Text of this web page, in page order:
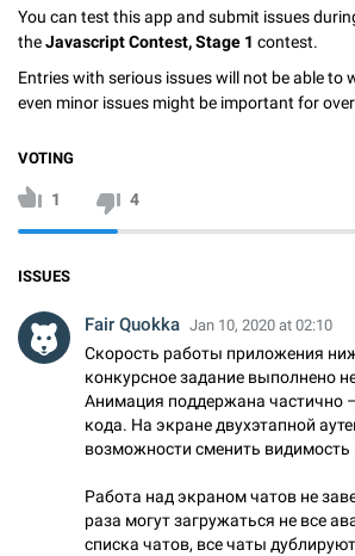
You can test this app and submit issues
theJavascript Contest, Stage 1 contest.
Entries with serious issues will not be able to
even minor issues might be important for
VOTING
1 4
ISSUES
Fair Quokka Jan 10, 2020 at 02:10
Скорость работы приложения
конкурсное задание выполнено
Анимация поддержана частично
кода. На экране двухэтапной
возможности сменить
Работа над экраном чатов не
раза могут загружаться не все
списка чатов, все чаты